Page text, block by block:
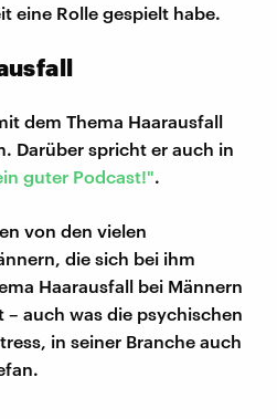
eine Rolle gespielt habe.
dem Thema Haarausfall
Darüber spricht er auch in
guter Podcast!".
von den vielen
die sich bei ihm
Haarausfall bei Männern
auch was die psychischen
in seiner Branche auch